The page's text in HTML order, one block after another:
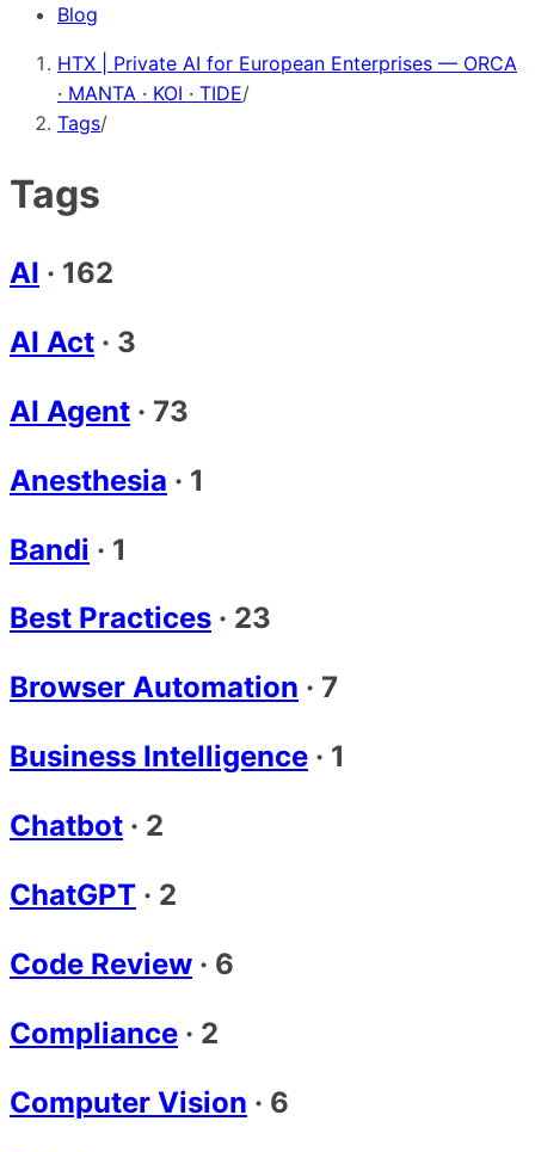
Blog
HTX | Private AI for European Enterprises — ORCA
· MANTA · KOI · TIDE/
Tags/
Tags
AI · 162
AI Act · 3
AI Agent · 73
Anesthesia · 1
Bandi · 1
Best Practices · 23
Browser Automation · 7
Business Intelligence · 1
Chatbot · 2
ChatGPT · 2
Code Review · 6
Compliance · 2
Computer Vision · 6